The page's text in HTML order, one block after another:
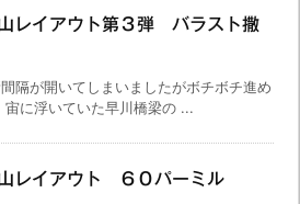
レイアウト第３弾 バラスト撒
隔が開いてしまいましたがボチボチ進め
宙に浮いていた早川橋梁の ...
レイアウト ６０パーミル